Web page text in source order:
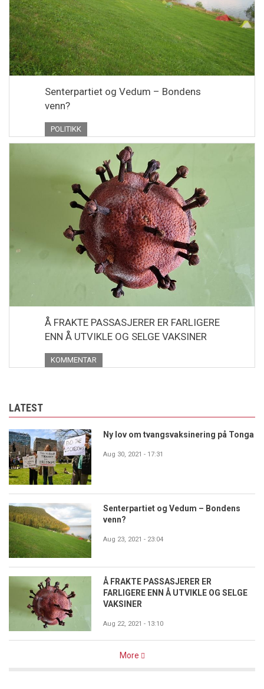
Senterpartiet og Vedum – Bondens
venn?
POLITIKK
Å FRAKTE PASSASJERER ER FARLIGERE
ENN Å UTVIKLE OG SELGE VAKSINER
KOMMENTAR
LATEST
Ny lov om tvangsvaksinering på Tonga
Aug 30, 2021 - 17:31
Senterpartiet og Vedum – Bondens
venn?
Aug 23, 2021 - 23:04
Å FRAKTE PASSASJERER ER
FARLIGERE ENN Å UTVIKLE OG SELGE
VAKSINER
Aug 22, 2021 - 13:10
More